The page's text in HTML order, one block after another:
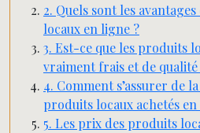
2. Quels sont les
locaux en ligne ?
3. Est-ce que les produits
vraiment frais et de qualité
4. Comment s’assurer de
produits locaux achetés
5. Les prix des produits